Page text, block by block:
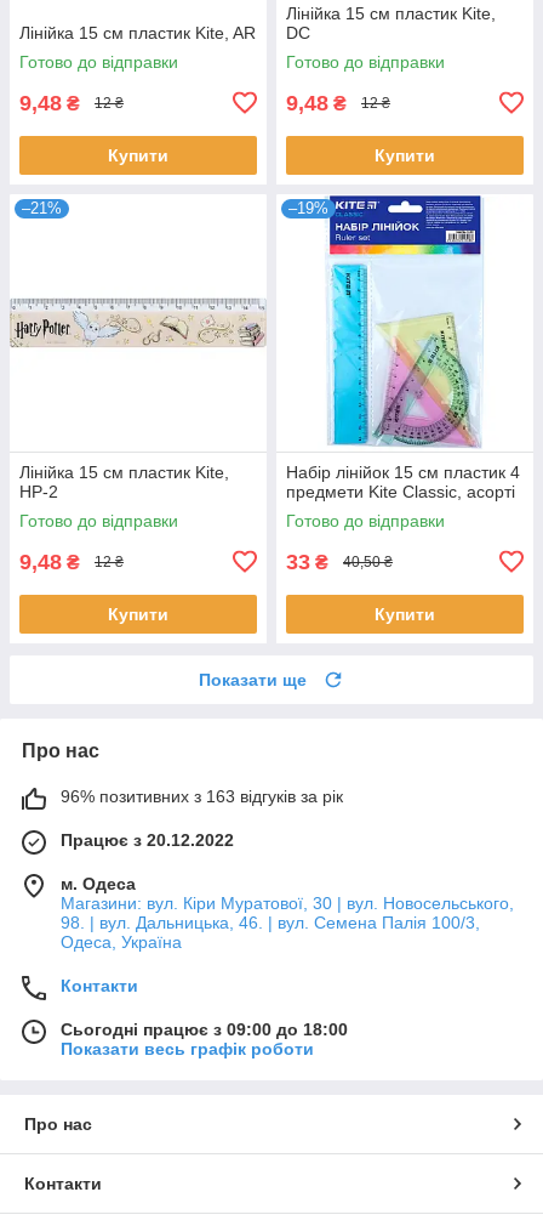
Лінійка 15 см пластик Kite, AR
Готово до відправки
9,48 ₴ 12 ₴
Купити
Лінійка 15 см пластик Kite,
DC
Готово до відправки
9,48 ₴ 12 ₴
Купити
–21%
Лінійка 15 см пластик Kite,
HP-2
Готово до відправки
9,48 ₴ 12 ₴
Купити
–19%
Набір лінійок 15 см пластик 4
предмети Kite Classic, асорті
Готово до відправки
33 ₴ 40,50 ₴
Купити
Показати ще
Про нас
96% позитивних з 163 відгуків за рік
Працює з 20.12.2022
м. Одеса
Магазини: вул. Кіри Муратової, 30 | вул. Новосельського,
98. | вул. Дальницька, 46. | вул. Семена Палія 100/3,
Одеса, Україна
Контакти
Сьогодні працює з 09:00 до 18:00
Показати весь графік роботи
Про нас
Контакти